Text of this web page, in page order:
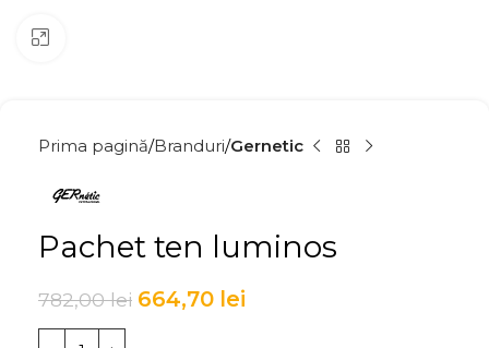
Prima pagină Branduri Gernetic
Pachet ten luminos
782,00lei 664,70 lei